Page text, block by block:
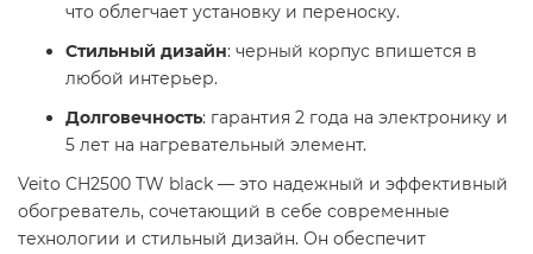
что облегчает установку и переноску.
Стильный дизайн: черный корпус впишется в
любой интерьер.
Долговечность: гарантия 2 года на электронику и
5 лет на нагревательный элемент.
Veito CH2500 TW black — это надежный и эффективный
обогреватель, сочетающий в себе современные
технологии и стильный дизайн. Он обеспечит